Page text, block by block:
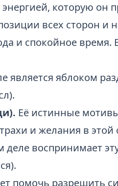
которую он
всех сторон и
и спокойное
является яблоком
Её истинные
и желания в этой
деле воспринимает
помочь разрешить